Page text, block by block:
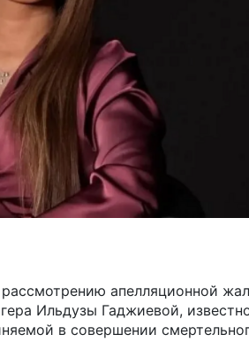
апелляционной
Ильдузы Гаджиевой,
в совершении